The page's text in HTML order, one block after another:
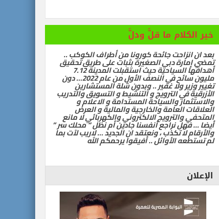
تسيّر رحلتين مباشرتين يومياً إلى كولومبو أول ديسمبر
سياحية لإنقاذ شيراتون الغردقة … بقلم أشرف سركيس
خير الكلام ما قلَّ ودلَّ
بعد ان انزاحت جائحة كورونا من أطراف الكوكب ..
تمضي إمارة دبي الصغيرة بثبات على طريق تحقيق
أهدافها السياحية حيث استقبلت المدينة 7.12
مليون سائح في النصف الأول من عام 2022… دون
تغيير وزير ولا غفير .. وبدون شلة المستشارين
الأزرقية في الترويج و التنشيط و التسويق والتدريب
والاستثمار والسياحة المستدامة و الاعلام و
العلاقات العامة والخارجية والمالية و العرض
المتحفي والترويج الالكتروني والكهربائي لا مانع
أيضا … فهل نراجع أنفسنا جادين أم نظل ” محلك سر ”
والأرقام لا تكذب ، ونعتقد ان الجديد … لاريب لآت بما
لم تستطعه الأوائل .. أفيقوا يرحمكم الله
الإعلان